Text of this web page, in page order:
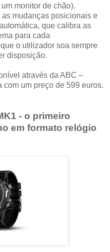
monitor de chão).
mudanças posicionais e
que calibra as
para cada
o utilizador soa sempre
disposição.
através da ABC –
um preço de 599 euros.
- o primeiro
em formato relógio